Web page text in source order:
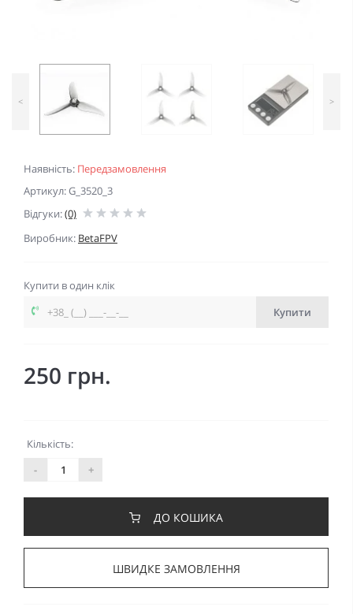
Наявність: Передзамовлення
Артикул: G_3520_3
Відгуки:(0)
Виробник: BetaFPV
< >
Купити в один клік
Купити
250 грн.
Кількість:
-
+
ДО КОШИКА
ШВИДКЕ ЗАМОВЛЕННЯ